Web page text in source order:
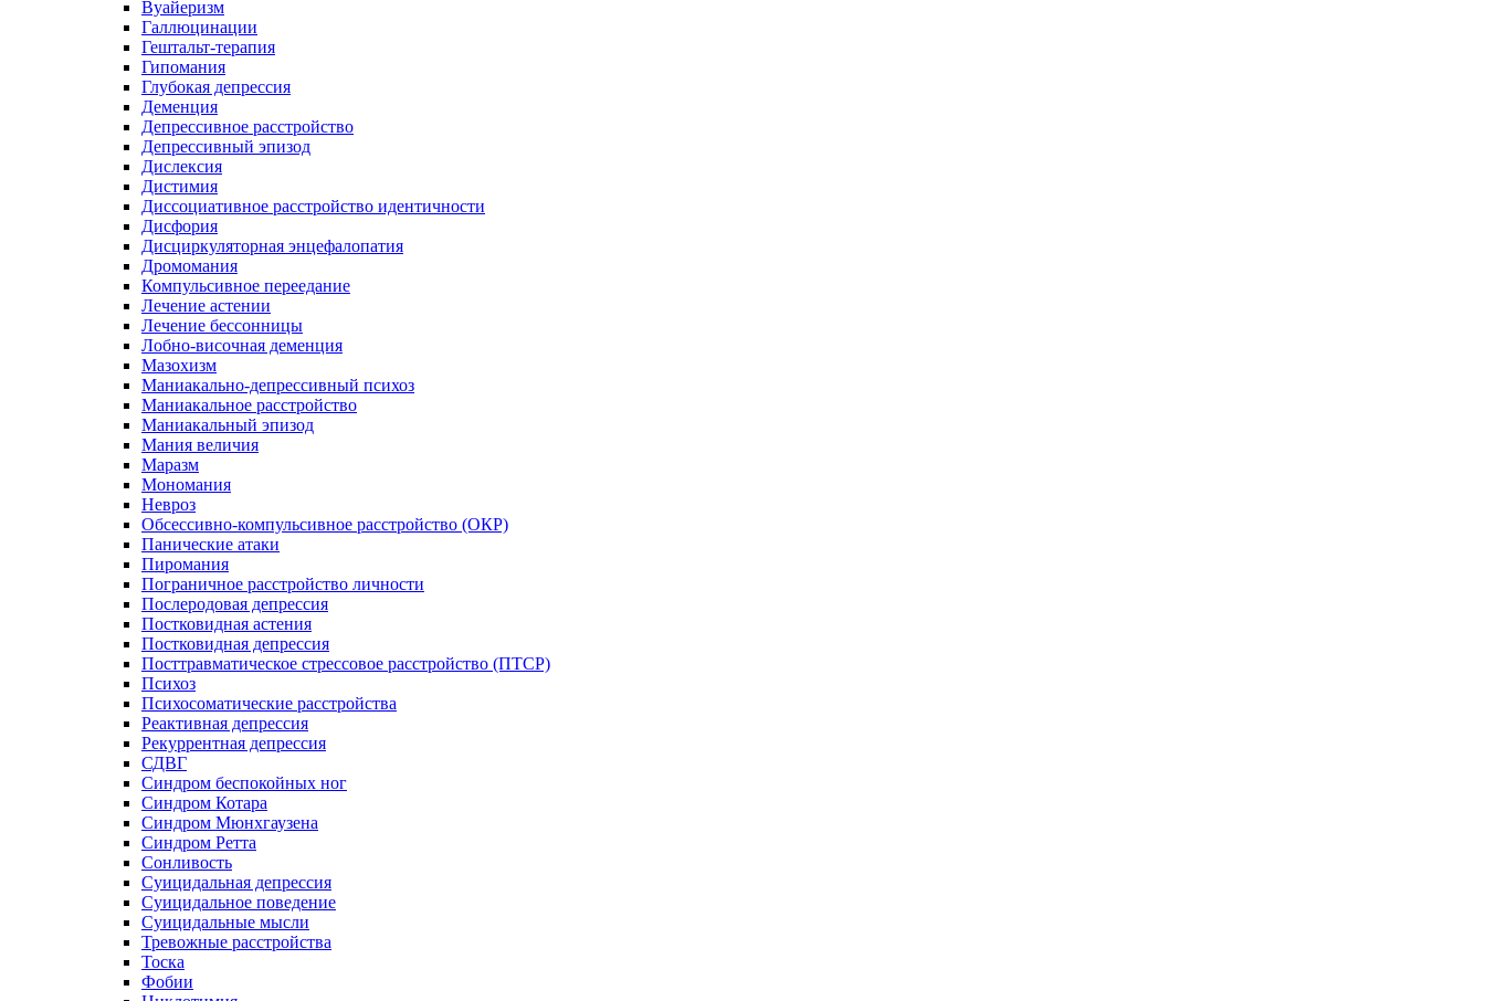
Вуайеризм
Галлюцинации
Гештальт-терапия
Гипомания
Глубокая депрессия
Деменция
Депрессивное расстройство
Депрессивный эпизод
Дислексия
Дистимия
Диссоциативное расстройство идентичности
Дисфория
Дисциркуляторная энцефалопатия
Дромомания
Компульсивное переедание
Лечение астении
Лечение бессонницы
Лобно-височная деменция
Мазохизм
Маниакально-депрессивный психоз
Маниакальное расстройство
Маниакальный эпизод
Мания величия
Маразм
Мономания
Невроз
Обсессивно-компульсивное расстройство (ОКР)
Панические атаки
Пиромания
Пограничное расстройство личности
Послеродовая депрессия
Постковидная астения
Постковидная депрессия
Посттравматическое стрессовое расстройство (ПТСР)
Психоз
Психосоматические расстройства
Реактивная депрессия
Рекуррентная депрессия
СДВГ
Синдром беспокойных ног
Синдром Котара
Синдром Мюнхгаузена
Синдром Ретта
Сонливость
Суицидальная депрессия
Суицидальное поведение
Суицидальные мысли
Тревожные расстройства
Тоска
Фобии